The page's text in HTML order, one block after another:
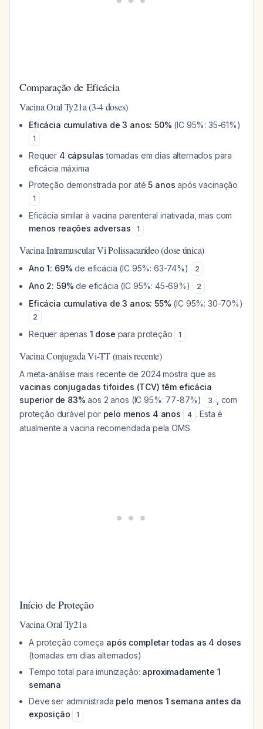
Comparação de Eficácia
Vacina Oral Ty21a (3-4 doses)
Eficácia cumulativa de 3 anos: 50% (IC 95%: 35-61%)
1
Requer 4 cápsulas tomadas em dias alternados para
eficácia máxima
Proteção demonstrada por até5 anos após vacinação
1
Eficácia similar à vacina parenteral inativada, mas com
menos reações adversas
1
Vacina Intramuscular Vi Polissacarídeo (dose única)
Ano 1: 69% de eficácia (IC 95%: 63-74%) 2
Ano 2: 59% de eficácia (IC 95%: 45-69%) 2
Eficácia cumulativa de 3 anos: 55% (IC 95%: 30-70%)
2
Requer apenas 1 dose para proteção 1
Vacina Conjugada Vi-TT (mais recente)
A meta-análise mais recente de 2024 mostra que as
vacinas conjugadas tifoides (TCV) têm eficácia
superior de 83% aos 2 anos (IC 95%: 77-87%) 3
, com
proteção durável por pelo menos 4 anos 4 . Esta é
atualmente a vacina recomendada pela OMS.
Início de Proteção
Vacina Oral Ty21a
A proteção começa após completar todas as 4 doses
(tomadas em dias alternados)
Tempo total para imunização: aproximadamente 1
semana
Deve ser administrada pelo menos 1 semana antes da
exposição
1